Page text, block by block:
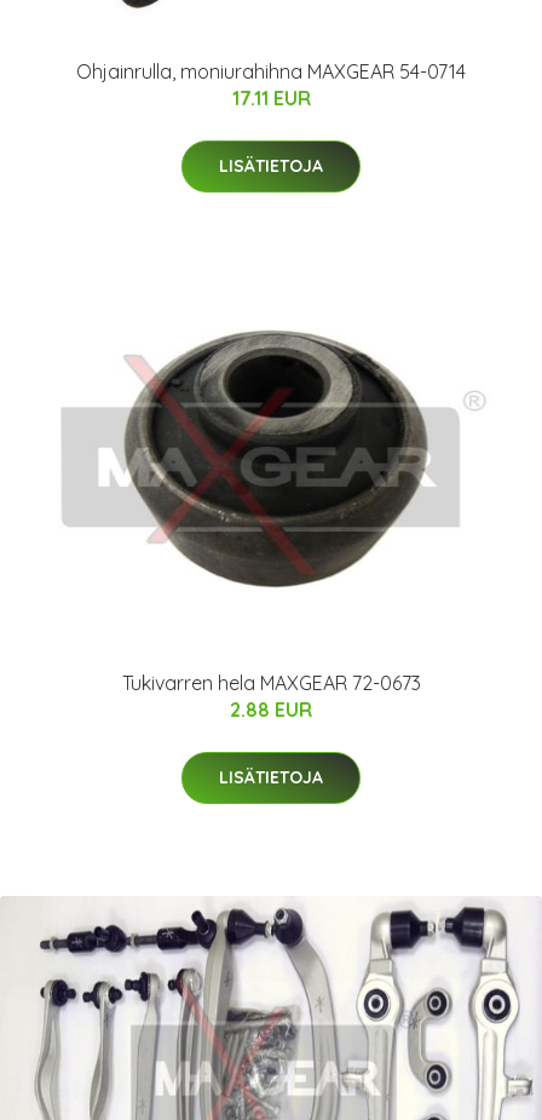
Ohjainrulla, moniurahihna MAXGEAR 54-0714
17.11 EUR
LISÄTIETOJA
Tukivarren hela MAXGEAR 72-0673
2.88 EUR
LISÄTIETOJA